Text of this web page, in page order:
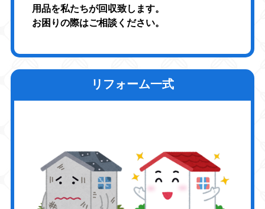
用品を私たちが回収致します。
お困りの際はご相談ください。
リフォーム一式